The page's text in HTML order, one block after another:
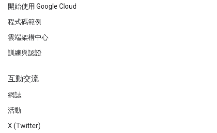
開始使用 Google Cloud
程式碼範例
雲端架構中心
訓練與認證
互動交流
網誌
活動
X (Twitter)